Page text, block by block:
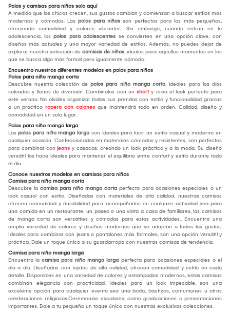
Polos y camisas para niños solo aquí
A medida que los chicos crecen, sus gustos cambian y comienzan a buscar estilos más
modernos y cómodos. Los polos para niños son perfectos para los más pequeños,
ofreciendo comodidad y colores vibrantes. Sin embargo, cuando entran en la
adolescencia, los polos para adolescentes se convierten en una opción clave, con
diseños más actuales y una mayor variedad de estilos. Además, no puedes dejar de
explorar nuestra selección de camisas de niños, ideales para aquellos momentos en los
que se busca algo más formal pero igualmente cómodo.
Encuentra nuestros diferentes modelos en polos para niños
Polos para niño manga corta
Descubre nuestra colección de polos para niño manga corta, ideales para los días
soleados y llenos de diversión. Combínalos con un shorty crea el look perfecto para
este verano. No olvides organizar todas sus prendas con estilo y funcionalidad gracias
a un práctico ropero con cajones que mantendrá todo en orden. Calidad, diseño y
comodidad en un solo lugar.
Polos para niño manga larga
Los polos para niño manga larga son ideales para lucir un estilo casual y moderno en
cualquier ocasión. Confeccionados en materiales cómodos y resistentes, son perfectos
para combinar con jeans y casacas, creando un look práctico y a la moda. Su diseño
versátil los hace ideales para mantener el equilibrio entre confort y estilo durante todo
el día.
Conoce nuestros modelos en camisas para niños
Camisa para niño manga corta
Descubre la camisa para niño manga corta perfecta para ocasiones especiales o un
look casual con estilo. Diseñadas con materiales de alta calidad, nuestras camisas
ofrecen comodidad y durabilidad para acompañarlos en cualquier actividad sea para
una comida en un restaurante, un paseo o una visita a casa de familiares, las camisas
de manga corta son versátiles y cómodas para estas actividades.. Encuentra una
amplia variedad de colores y diseños modernos que se adaptan a todos los gustos.
Ideales para combinar con jeans o pantalones más formales, son una opción versátil y
práctica. Dale un toque único a su guardarropa con nuestras camisas de tendencia.
Camisa para niño manga larga
Encuentra la camisa para niño manga larga perfecta para ocasiones especiales o el
día a día. Diseñadas con tejidos de alta calidad, ofrecen comodidad y estilo en cada
detalle. Disponibles en una variedad de colores y estampados modernos, estas camisas
combinan elegancia con practicidad. Ideales para un look impecable, son una
excelente opción para cualquier evento sea una boda, bautizos, comuniones u otras
celebraciones religiosas.Ceremonias escolares, como graduaciones o presentaciones
importantes. Dale a tu pequeño un toque único con nuestras exclusivas colecciones.